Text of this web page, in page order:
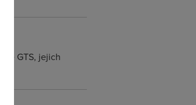
GTS, jejich